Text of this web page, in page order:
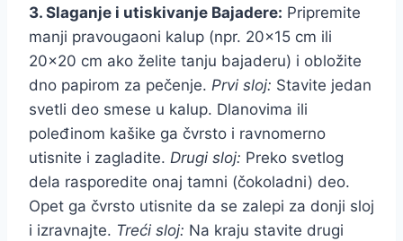
3. Slaganje i utiskivanje Bajadere: Pripremite
manji pravougaoni kalup (npr. 20×15 cm ili
20×20 cm ako želite tanju bajaderu) i obložite
dno papirom za pečenje. Prvi sloj: Stavite jedan
svetli deo smese u kalup. Dlanovima ili
poleđinom kašike ga čvrsto i ravnomerno
utisnite i zagladite. Drugi sloj: Preko svetlog
dela rasporedite onaj tamni (čokoladni) deo.
Opet ga čvrsto utisnite da se zalepi za donji sloj
i izravnajte. Treći sloj: Na kraju stavite drugi